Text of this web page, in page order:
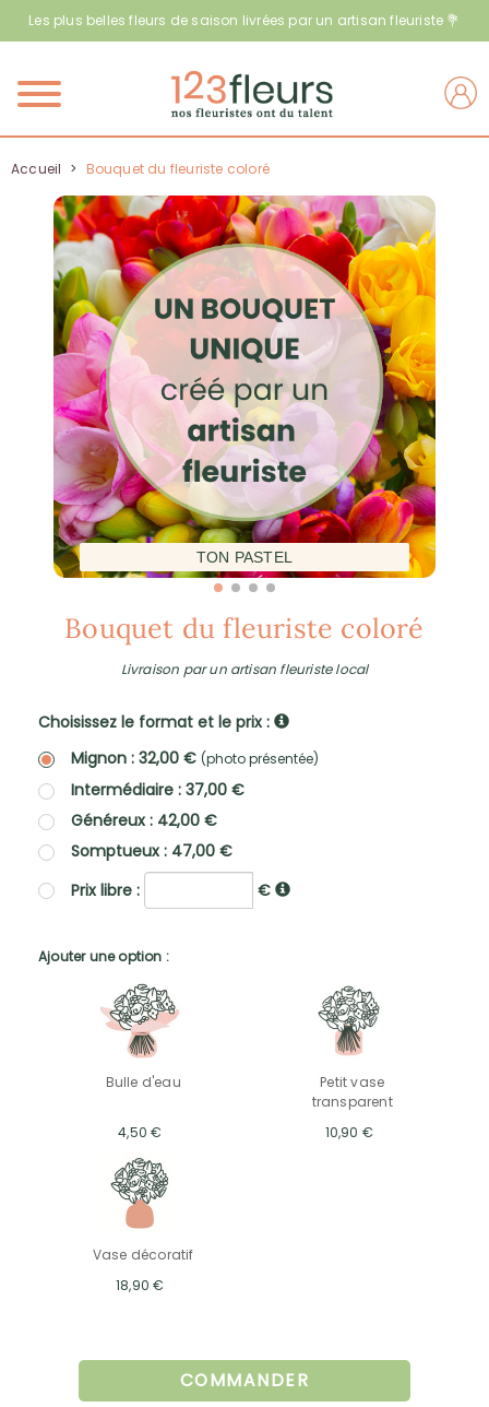
Les plus belles fleurs de saison livrées par un artisan fleuriste 💐
Menu
Accueil > Bouquet du fleuriste coloré
TON PASTEL
Bouquet du fleuriste coloré
Livraison par un artisan fleuriste local
Choisissez le format et le prix :
Mignon : 32,00 € (photo présentée)
Intermédiaire : 37,00 €
Généreux : 42,00 €
Somptueux : 47,00 €
Prix libre :
€
Ajouter une option :
Bulle d'eau
4,50 €
Petit vase
transparent
10,90 €
Vase décoratif
18,90 €
COMMANDER